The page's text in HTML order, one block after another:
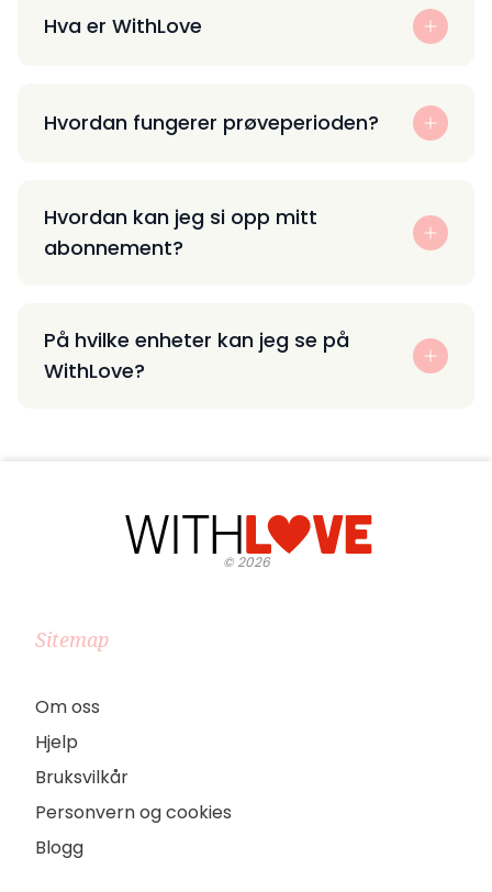
Hva er WithLove
Hvordan fungerer prøveperioden?
Hvordan kan jeg si opp mitt
abonnement?
På hvilke enheter kan jeg se på
WithLove?
©2026
Sitemap
Om oss
Hjelp
Bruksvilkår
Personvern og cookies
Blogg